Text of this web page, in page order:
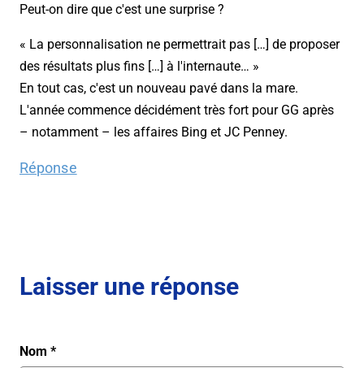
Peut-on dire que c'est une surprise ?
« La personnalisation ne permettrait pas […] de proposer
des résultats plus fins […] à l'internaute… »
En tout cas, c'est un nouveau pavé dans la mare.
L'année commence décidément très fort pour GG après
– notamment – les affaires Bing et JC Penney.
Réponse
Laisser une réponse
Nom *